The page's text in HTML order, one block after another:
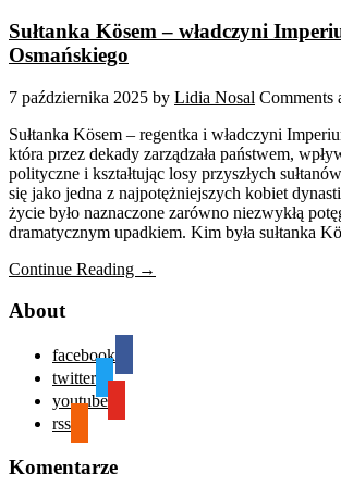
Sułtanka Kösem – władczyni
Osmańskiego
7 października 2025 by Lidia Nosal Comments
Sułtanka Kösem – regentka i władczyni
która przez dekady zarządzała państwem,
polityczne i kształtując losy przyszłych
się jako jedna z najpotężniejszych kobiet
życie było naznaczone zarówno niezwykłą
dramatycznym upadkiem. Kim była sułtanka
Continue Reading →
About
facebook
twitter
youtube
rss
Komentarze